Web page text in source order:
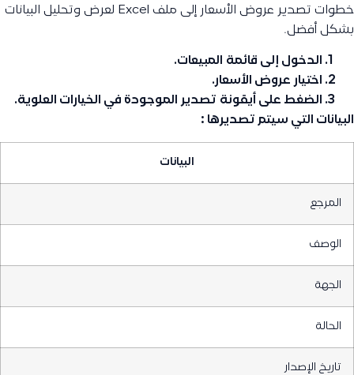
خطوات تصدير عروض الأسعار إلى ملف Excel لعرض وتحليل البيانات
بشكل أفضل.
الدخول إلى قائمة المبيعات.
اختيار عروض الأسعار .
الضغط على أيقونة تصدير الموجودة في الخيارات العلوية.
البيانات التي سيتم تصديرها :
البيانات
المرجع
الوصف
الجهة
الحالة
تاريخ الإصدار